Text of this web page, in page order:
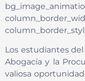
Los estudiantes
Abogacía y la
valiosa